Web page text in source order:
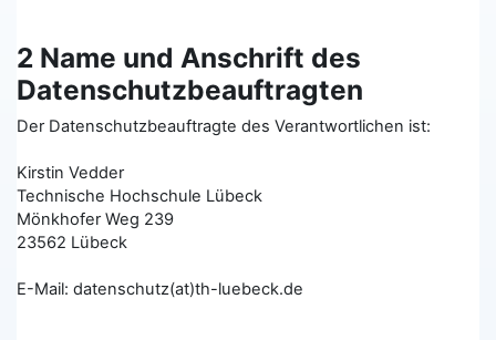
2 Name und Anschrift des
Datenschutzbeauftragten
Der Datenschutzbeauftragte des Verantwortlichen ist:
Kirstin Vedder
Technische Hochschule Lübeck
Mönkhofer Weg 239
23562 Lübeck
E-Mail: datenschutz(at)th-luebeck.de